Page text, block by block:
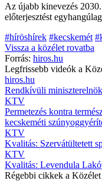
Az újabb kinevezés
előterjesztést
#híröshírek #kecskemét
Vissza a közélet rovatba
Forrás: hiros.hu
Legfrissebb videók a
hiros.hu
Rendkívüli
KTV
Permetezés kontra
kecskeméti
KTV
Kvalitás: Szervátültetett
KTV
Kvalitás: Levendula
Régebbi cikkek a Közélet